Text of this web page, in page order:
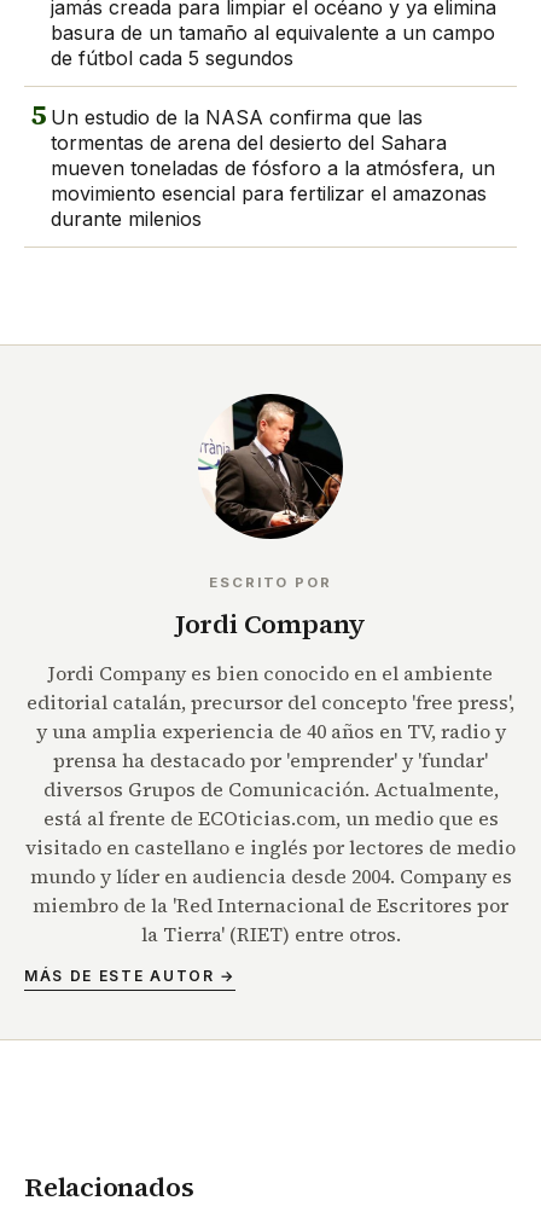
jamás creada para limpiar el océano y ya elimina
basura de un tamaño al equivalente a un campo
de fútbol cada 5 segundos
5 Un estudio de la NASA confirma que las
tormentas de arena del desierto del Sahara
mueven toneladas de fósforo a la atmósfera, un
movimiento esencial para fertilizar el amazonas
durante milenios
ESCRITO POR
Jordi Company
Jordi Company es bien conocido en el ambiente
editorial catalán, precursor del concepto 'free press',
y una amplia experiencia de 40 años en TV, radio y
prensa ha destacado por 'emprender' y 'fundar'
diversos Grupos de Comunicación. Actualmente,
está al frente de ECOticias.com, un medio que es
visitado en castellano e inglés por lectores de medio
mundo y líder en audiencia desde 2004. Company es
miembro de la 'Red Internacional de Escritores por
la Tierra' (RIET) entre otros.
MÁS DE ESTE AUTOR →
Relacionados